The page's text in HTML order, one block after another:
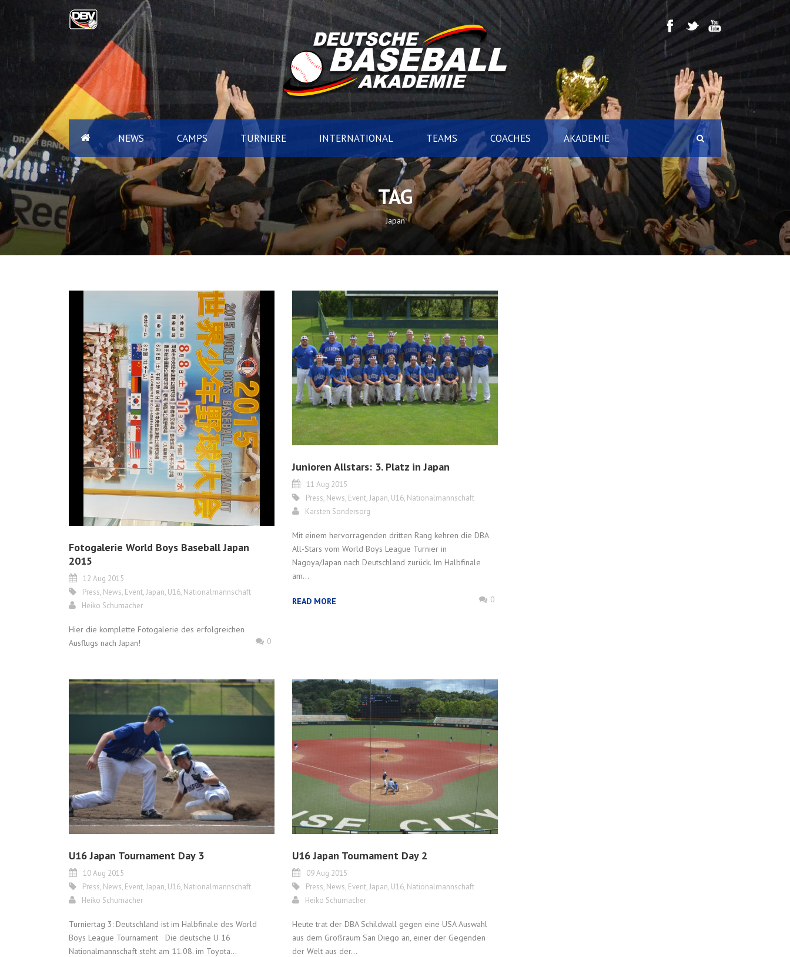
NEWS CAMPS TURNIERE INTERNATIONAL TEAMS COACHES AKADEMIE
TAG
Japan
Fotogalerie World Boys Baseball Japan
2015
12 Aug 2015
Press, News, Event,Japan, U16, Nationalmannschaft
Heiko Schumacher
Hier die komplette Fotogalerie des erfolgreichen
Ausflugs nach Japan!
0
Junioren Allstars: 3. Platz in Japan
11 Aug 2015
Press, News, Event,Japan, U16, Nationalmannschaft
Karsten Sondersorg
Mit einem hervorragenden dritten Rang kehren die DBA
All-Stars vom World Boys League Turnier in
Nagoya/Japan nach Deutschland zurück. Im Halbfinale
am...
READ MORE 0
U16 Japan Tournament Day 3
10 Aug 2015
Press, News, Event,Japan, U16, Nationalmannschaft
Heiko Schumacher
Turniertag 3: Deutschland ist im Halbfinale des World
Boys League Tournament Die deutsche U 16
Nationalmannschaft steht am 11.08. im Toyota...
U16 Japan Tournament Day 2
09 Aug 2015
Press, News, Event,Japan, U16, Nationalmannschaft
Heiko Schumacher
Heute trat der DBA Schildwall gegen eine USA Auswahl
aus dem Großraum San Diego an, einer der Gegenden
der Welt aus der...